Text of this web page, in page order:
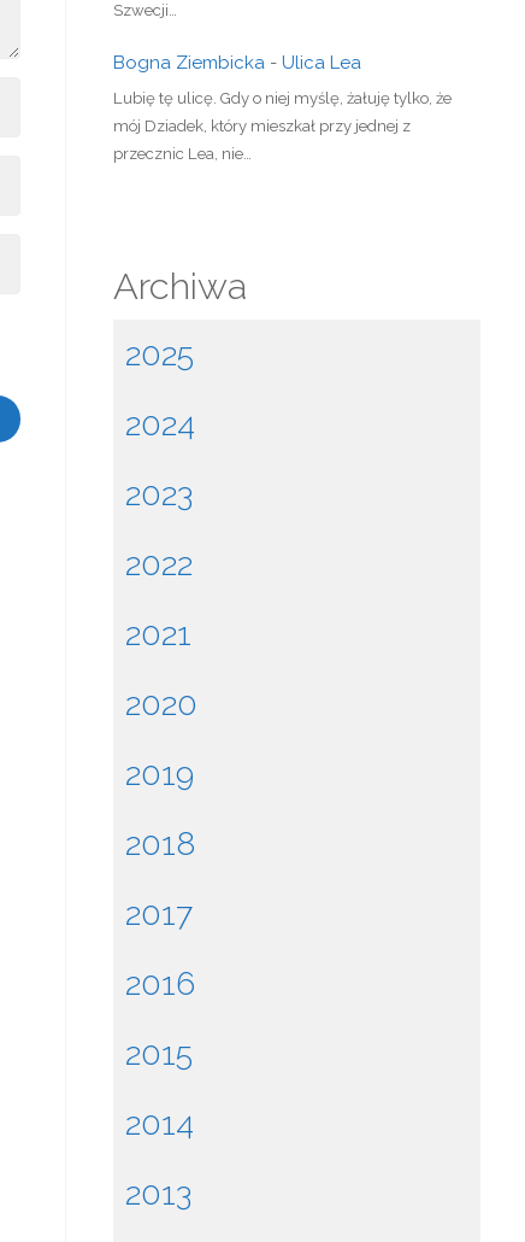
Szwecji…
Bogna Ziembicka - Ulica Lea
Lubię tę ulicę. Gdy o niej myślę, żałuję tylko, że
mój Dziadek, który mieszkał przy jednej z
przecznic Lea, nie…
Archiwa
2025
2024
2023
2022
2021
2020
2019
2018
2017
2016
2015
2014
2013